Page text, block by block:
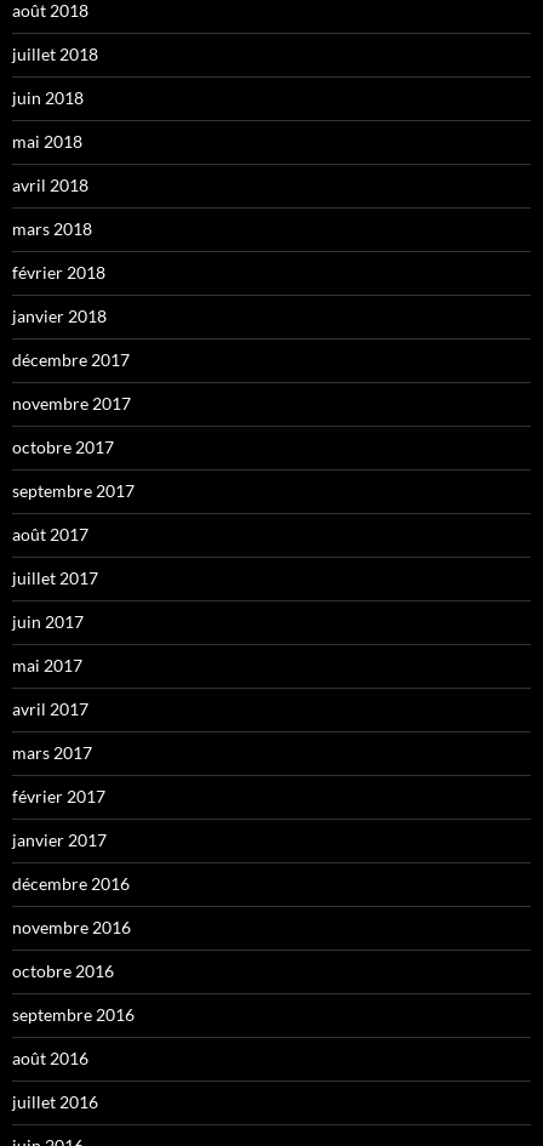
août 2018
juillet 2018
juin 2018
mai 2018
avril 2018
mars 2018
février 2018
janvier 2018
décembre 2017
novembre 2017
octobre 2017
septembre 2017
août 2017
juillet 2017
juin 2017
mai 2017
avril 2017
mars 2017
février 2017
janvier 2017
décembre 2016
novembre 2016
octobre 2016
septembre 2016
août 2016
juillet 2016